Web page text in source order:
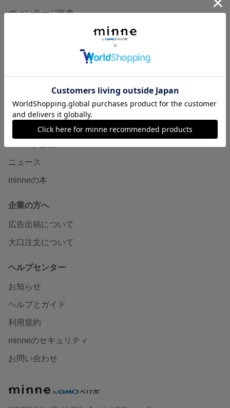
ヴィンテージ販売
読みもの
minneとものづくりと
ニュース
minneの本
企業の方へ
広告出稿について
大口注文について
ヘルプセンター
お知らせ
ヘルプとガイド
利用規約
minneのセキュリティ
お問い合わせ